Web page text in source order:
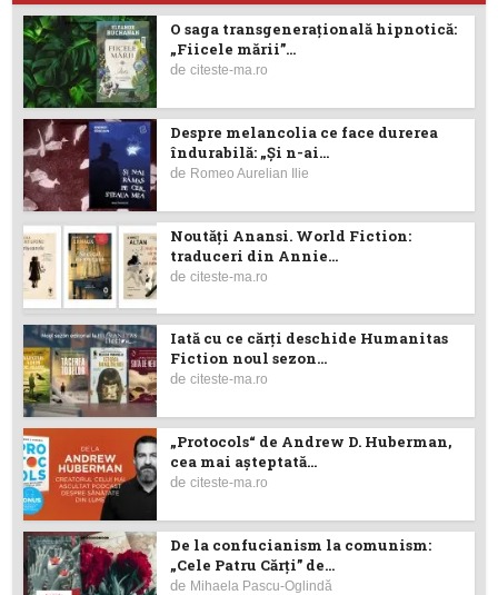
O saga transgenerațională hipnotică:
„Fiicele mării”...
deciteste-ma.ro
Despre melancolia ce face durerea
îndurabilă: „Și n-ai...
de Romeo Aurelian Ilie
Noutăţi Anansi. World Fiction:
traduceri din Annie...
deciteste-ma.ro
Iată cu ce cărţi deschide Humanitas
Fiction noul sezon...
deciteste-ma.ro
„Protocols“ de Andrew D. Huberman,
cea mai așteptată...
deciteste-ma.ro
De la confucianism la comunism:
„Cele Patru Cărți” de...
de Mihaela Pascu-Oglindă